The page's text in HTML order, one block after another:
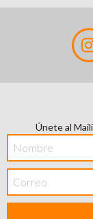
Únete al